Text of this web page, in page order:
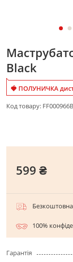
Black
🍓 ПОЛУНИЧКА
Код товару:
599 ₴
Безкоштовна
100%
Гарантія